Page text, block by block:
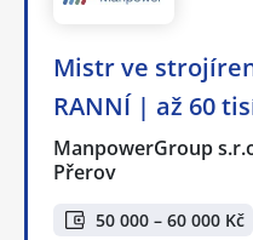
Mistr ve
RANNÍ | až 60
ManpowerGroup
Přerov
50 000 – 60 000 Kč